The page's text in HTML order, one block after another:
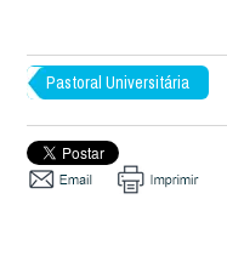
Pastoral Universitária